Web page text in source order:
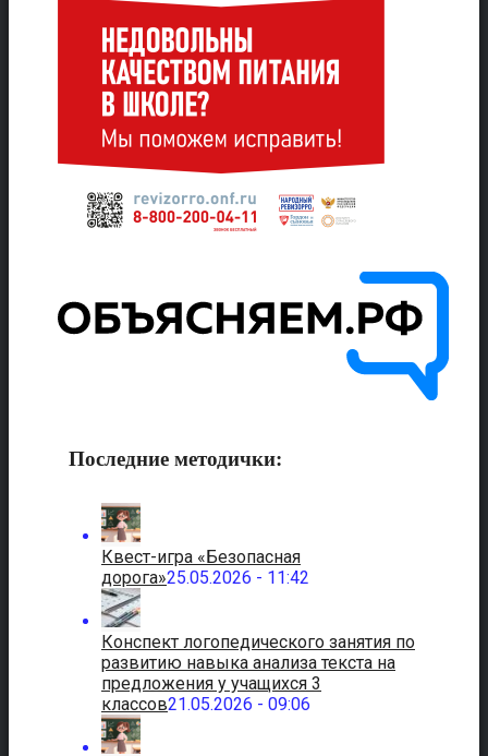
Последние методички:
Квест-игра «Безопасная
дорога»25.05.2026 - 11:42
Конспект логопедического занятия по
развитию навыка анализа текста на
предложения у учащихся 3
классов21.05.2026 - 09:06